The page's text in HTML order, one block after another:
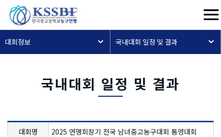
대회정보 국내대회 일정 및 결과
국내대회 일정 및 결과
대회명
2025 연맹회장기 전국 남녀중고농구대회 통영대회